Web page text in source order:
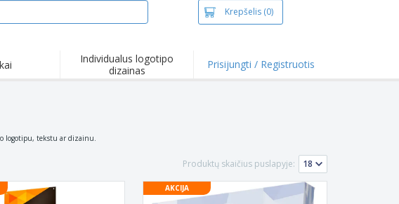
Krepšelis (0)
Individualus logotipo
dizainas
Prisijungti / Registruotis
logotipu, tekstu ar dizainu.
Produktų skaičius puslapyje:
AKCIJA